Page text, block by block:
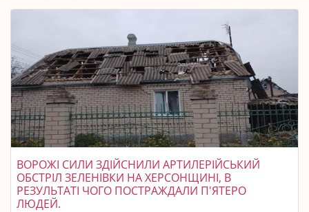
ВОРОЖІ СИЛИ ЗДІЙСНИЛИ АРТИЛЕРІЙСЬКИЙ
ОБСТРІЛ ЗЕЛЕНІВКИ НА ХЕРСОНЩИНІ, В
РЕЗУЛЬТАТІ ЧОГО ПОСТРАЖДАЛИ П'ЯТЕРО
ЛЮДЕЙ.